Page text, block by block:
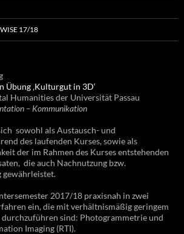
17/18
Übung ‚Kulturgut in 3D‘
Humanities der Universität Passau
– Kommunikation
sowohl als Austausch- und
des laufenden Kurses, sowie als
der im Rahmen des Kurses entstehenden
die auch Nachnutzung bzw.
2017/18 praxisnah in zwei
ein, die mit verhältnismäßig geringem
sind: Photogrammetrie und
Imaging (RTI).